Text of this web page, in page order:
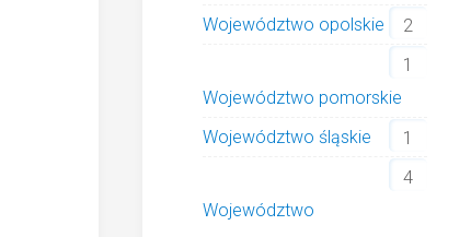
2
Województwo opolskie
1
Województwo pomorskie
1
Województwo śląskie
4
Województwo